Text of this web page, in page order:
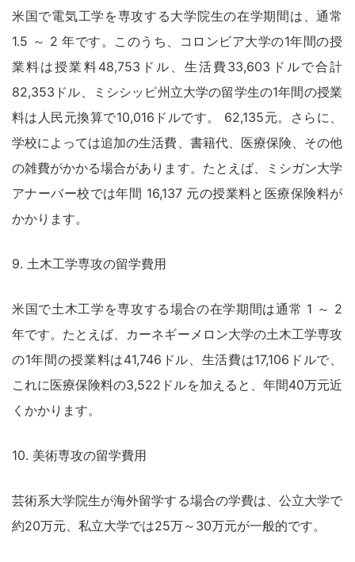
米国で電気工学を専攻する大学院生の在学期間は、通常
1.5 ～ 2 年です。このうち、コロンビア大学の1年間の授
業料は授業料48,753ドル、生活費33,603ドルで合計
82,353ドル、ミシシッピ州立大学の留学生の1年間の授業
料は人民元換算で10,016ドルです。 62,135元。さらに、
学校によっては追加の生活費、書籍代、医療保険、その他
の雑費がかかる場合があります。たとえば、ミシガン大学
アナーバー校では年間 16,137 元の授業料と医療保険料が
かかります。
9. 土木工学専攻の留学費用
米国で土木工学を専攻する場合の在学期間は通常 1 ～ 2
年です。たとえば、カーネギーメロン大学の土木工学専攻
の1年間の授業料は41,746ドル、生活費は17,106ドルで、
これに医療保険料の3,522ドルを加えると、年間40万元近
くかかります。
10. 美術専攻の留学費用
芸術系大学院生が海外留学する場合の学費は、公立大学で
約20万元、私立大学では25万～30万元が一般的です。